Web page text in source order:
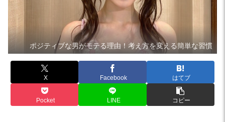
ポジティブな男がモテる理由！考え方を変える簡単な習慣
X Facebook はてブ
Pocket LINE コピー